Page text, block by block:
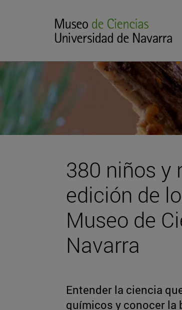
380 niños y
edición de
Museo de
Navarra
Entender la ciencia
químicos y conocer la